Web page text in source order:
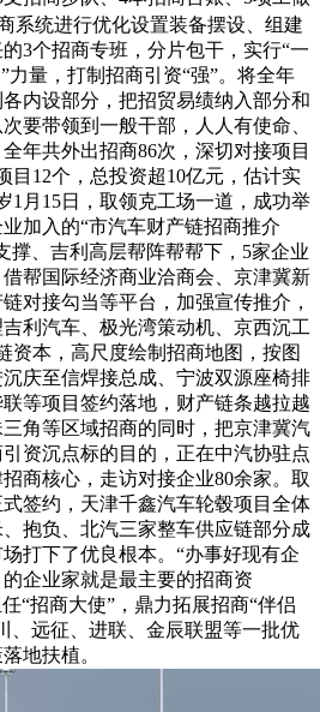
系统进行优化设置装备摆设、组建
3个招商专班，分片包干，实行“一
力量，打制招商引资“强”。将全年
内设部分，把招贸易绩纳入部分和
要带领到一般干部，人人有使命、
年共外出招商86次，深切对接项目
目12个，总投资超10亿元，估计实
1月15日，取领克工场一道，成功举
加入的“市汽车财产链招商推介
撑、吉利高层帮阵帮帮下，5家企业
帮国际经济商业洽商会、京津冀新
对接勾当等平台，加强宣传推介，
利汽车、极光湾策动机、京西沉工
资本，高尺度绘制招商地图，按图
庆至信焊接总成、宁波双源座椅排
等项目签约落地，财产链条越拉越
角等区域招商的同时，把京津冀汽
资沉点标的目的，正在中汽协驻点
商核心，走访对接企业80余家。取
签约，天津千鑫汽车轮毂项目全体
抱负、北汽三家整车供应链部分成
打下了优良根本。“办事好现有企
企业家就是最主要的招商资
“招商大使”，鼎力拓展招商“伴侣
、远征、进联、金辰联盟等一批优
地扶植。